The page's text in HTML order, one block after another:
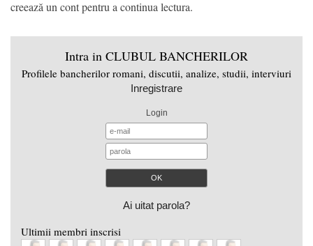
creează un cont pentru a continua lectura.
Intra in CLUBUL BANCHERILOR
Profilele bancherilor romani, discutii, analize, studii, interviuri
Inregistrare
Login
Ai uitat parola?
Ultimii membri inscrisi